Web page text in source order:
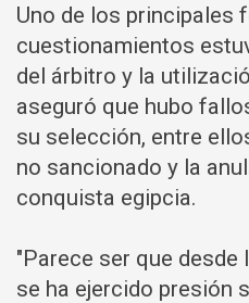
Uno de los principales
cuestionamientos
del árbitro y la
aseguró que hubo
su selección, entre
no sancionado y la
conquista egipcia.
"Parece ser que
se ha ejercido presión